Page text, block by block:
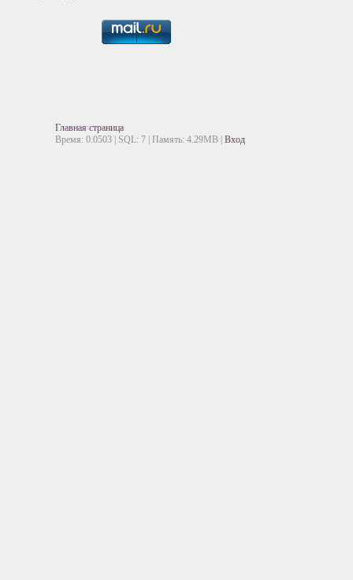
Главная страница
Время: 0.0503 | SQL: 7 | Память: 4.29MB Вход